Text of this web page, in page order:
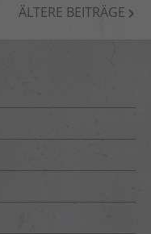
ÄLTERE BEITRÄGE